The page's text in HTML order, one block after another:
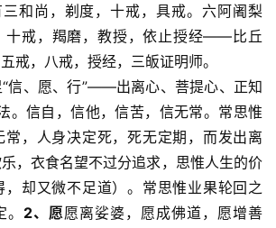
三和尚，剃度，十戒，具戒。六阿阇梨
十戒，羯磨，教授，依止授经——比丘
戒，八戒，授经，三皈证明师。
“信、愿、行”——出离心、菩提心、正知
。信自，信他，信苦，信无常。常思惟
常，人身决定死，死无定期，而发出离
，衣食名望不过分追求，思惟人生的价
，却又微不足道）。常思惟业果轮回之
2、愿愿离娑婆，愿成佛道，愿增善